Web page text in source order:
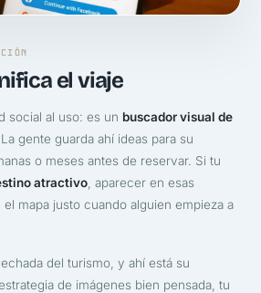
el viaje
social al uso: es un buscador visual de
. La gente guarda ahí ideas para su
o meses antes de reservar. Si tu
atractivo , aparecer en esas
mapa justo cuando alguien empieza a
del turismo, y ahí está su
de imágenes bien pensada, tu